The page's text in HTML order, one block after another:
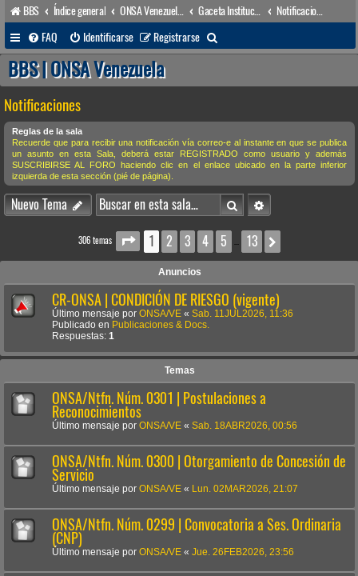
BBS Índice general
Notificaciones
FAQ
Identificarse Registrarse
u
a
r
BBS | ONSA Venezuela
Notificaciones
Reglas de la sala
Recuerde que para recibir una notificación vía correo-e al instante en que se publica
un asunto en esta Sala, deberá estar REGISTRADO como usuario y además
SUSCRIBIRSE AL FORO haciendo clic en el enlace ubicado en la parte inferior
izquierda de esta sección (pié de página).
Nuevo Tema BuscarBúsqueda avanzada
306 temas Página1 de 13
1 2 3 4 5 … 13
Anuncios
CR-ONSA | CONDICIÓN DE RIESGO (vigente)
Último mensaje por ONSA/VE « Sab. 11JUL2026, 11:36
Publicado en Publicaciones & Docs.
Respuestas: 1
Temas
ONSA/Ntfn. Núm. 0301 | Postulaciones a
Reconocimientos
Último mensaje por ONSA/VE « Sab. 18ABR2026, 00:56
ONSA/Ntfn. Núm. 0300 | Otorgamiento de Concesión de
Servicio
Último mensaje por ONSA/VE « Lun. 02MAR2026, 21:07
ONSA/Ntfn. Núm. 0299 | Convocatoria a Ses. Ordinaria
(CNP)
Último mensaje por ONSA/VE « Jue. 26FEB2026, 23:56